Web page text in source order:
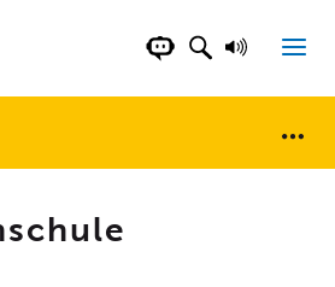
LANDKREISCHATBOT DER
SUCHFELD